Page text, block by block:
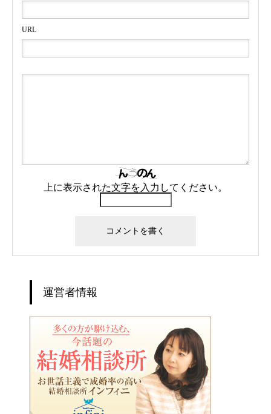
URL
上に表示された文字を入力してください。
運営者情報